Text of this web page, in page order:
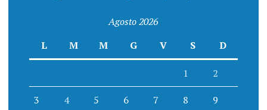
Agosto 2026
L
M M G V S D
1 2
3 4 5 6 7 8 9